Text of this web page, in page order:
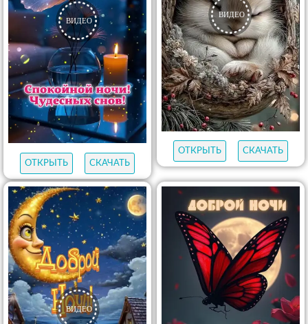
ОТКРЫТЬ СКАЧАТЬ
ОТКРЫТЬ СКАЧАТЬ